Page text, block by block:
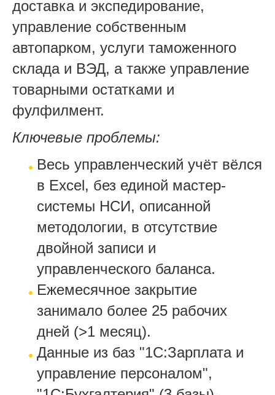
доставка и экспедирование,
управление собственным
автопарком, услуги таможенного
склада и ВЭД, а также управление
товарными остатками и
фулфилмент.
Ключевые проблемы:
Весь управленческий учёт вёлся
в Excel, без единой мастер-
системы НСИ, описанной
методологии, в отсутствие
двойной записи и
управленческого баланса.
Ежемесячное закрытие
занимало более 25 рабочих
дней (>1 месяц).
Данные из баз "1С:Зарплата и
управление персоналом",